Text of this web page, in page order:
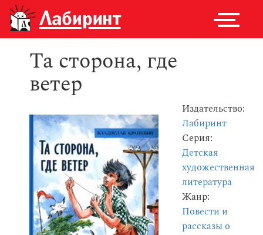
Та сторона, где
ветер
Издательство:
Лабиринт
Серия:
Детская
художественная
литература
Жанр:
Повести и
рассказы о